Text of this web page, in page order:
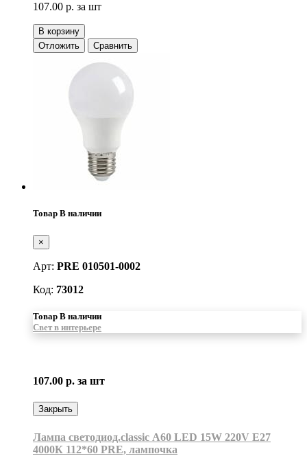
107.00 р. за шт
В корзину
Отложить
Сравнить
Товар В наличии
×
Арт: PRE 010501-0002
Код: 73012
Товар В наличии
Свет в интерьере
107.00 р. за шт
Закрыть
Лампа светодиод.classic А60 LED 15W 220V E27
4000К 112*60 PRE, лампочка